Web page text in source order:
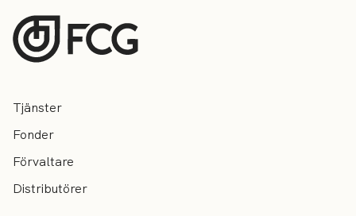
Tjänster
Fonder
Förvaltare
Distributörer